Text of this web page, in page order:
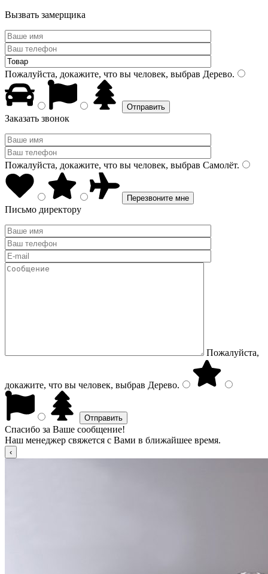
Вызвать замерщика
Пожалуйста, докажите, что вы человек, выбрав Дерево.
Заказать звонок
Пожалуйста, докажите, что вы человек, выбрав Самолёт.
Письмо директору
Пожалуйста,
докажите, что вы человек, выбрав Дерево.
Спасибо за Ваше сообщение!
Наш менеджер свяжется с Вами в ближайшее время.